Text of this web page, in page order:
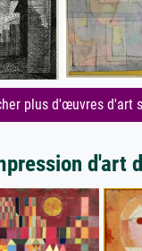
plus d'œuvres d'art
d'art